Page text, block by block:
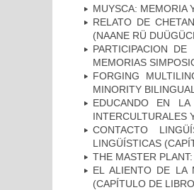
MUYSCA: MEMORIA
RELATO DE
(NAANE RÜ
PARTICIPACION
MEMORIAS
FORGING
MINORITY
EDUCANDO EN LA
INTERCULTURALES
CONTACTO
LINGÜÍSTICAS
THE MASTER
EL ALIENTO DE LA
(CAPÍTULO DE